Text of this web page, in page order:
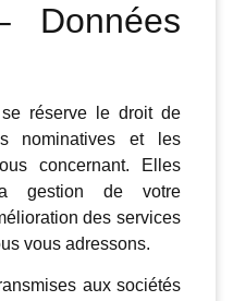
Données
se réserve le droit de
nominatives et les
concernant. Elles
gestion de votre
des services
vous adressons.
aux sociétés